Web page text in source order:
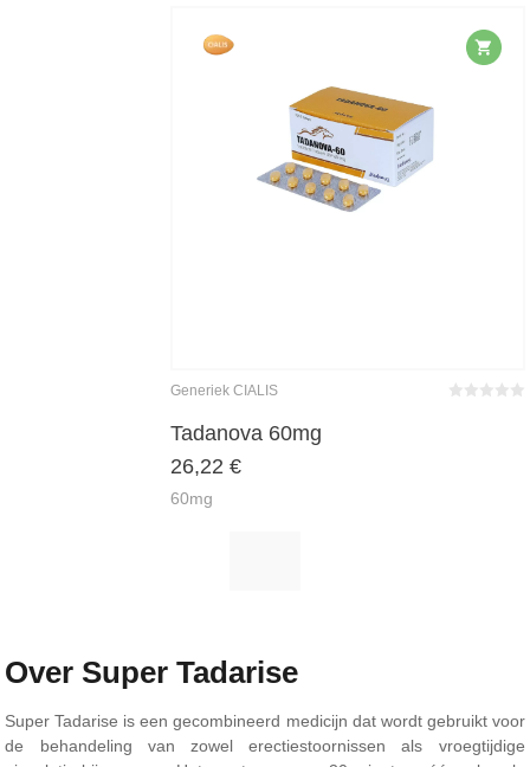
Generiek CIALIS
Tadanova 60mg
26,22 €
60mg
Over Super Tadarise
Super Tadarise is een gecombineerd medicijn dat wordt gebruikt voor
de behandeling van zowel erectiestoornissen als vroegtijdige